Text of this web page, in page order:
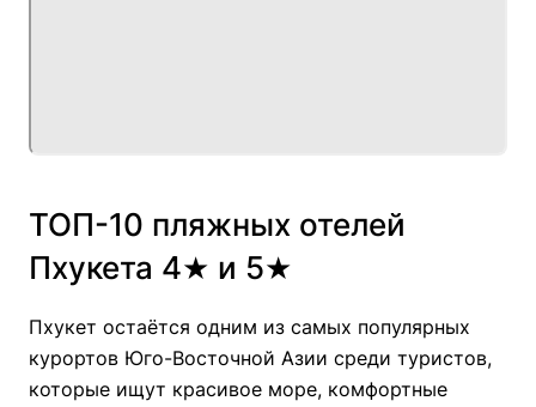
ТОП-10 пляжных отелей
Пхукета 4★ и 5★
Пхукет остаётся одним из самых популярных
курортов Юго-Восточной Азии среди туристов,
которые ищут красивое море, комфортные